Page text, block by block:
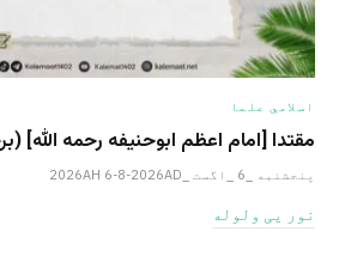
اسلامي علما
مقتدا [امام اعظم ابوحنیفه رحمه الله‎] (برخه: ۲۴)
پنجشنبه _6 _اگست _2026AH 6-8-2026AD
نور یی ولوله